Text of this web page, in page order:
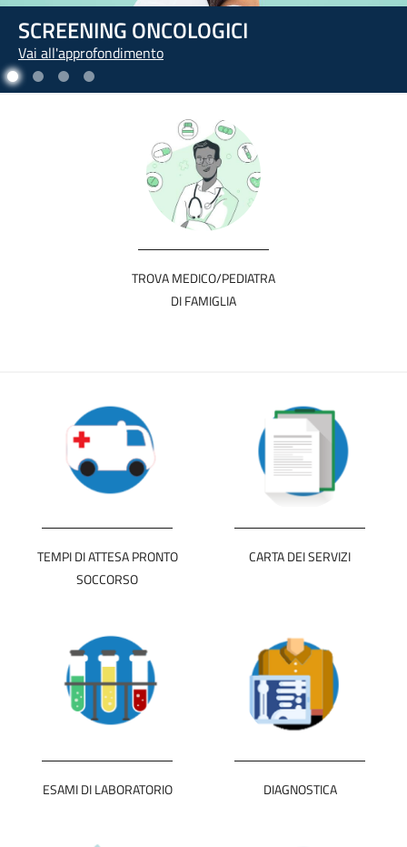
L'ARTE DI PRENDERSI CURA DI SÉ
Vai all'approfondimento
TROVA MEDICO/PEDIATRA
DI FAMIGLIA
TEMPI DI ATTESA PRONTO
SOCCORSO
CARTA DEI SERVIZI
ESAMI DI LABORATORIO DIAGNOSTICA